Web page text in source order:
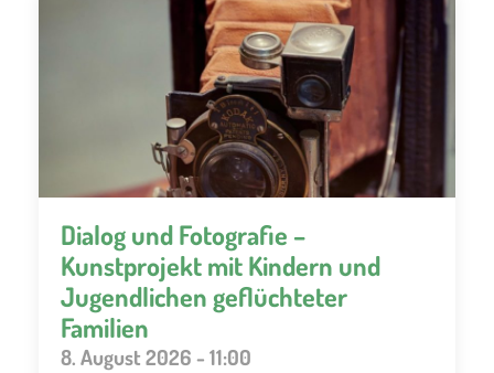
Dialog und Fotografie –
Kunstprojekt mit Kindern und
Jugendlichen geflüchteter
Familien
8. August 2026 - 11:00